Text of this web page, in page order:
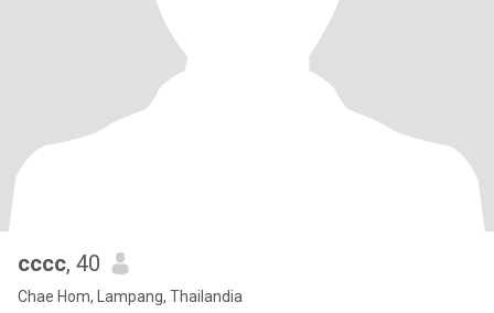
cccc, 40
Chae Hom, Lampang, Thailandia